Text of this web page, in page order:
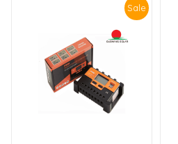
Sale